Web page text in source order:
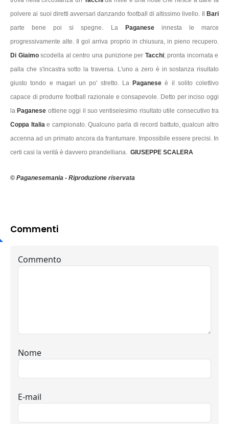
polvere ai suoi diretti avversari danzando football di altissimo livello. Il
Bari
parte bene poi si spegne. La
Paganese innesta le marce
progressivamente alte. Il gol arriva proprio in chiusura, in pieno recupero.
Di Giaimoscodella al centro una punizione per Tacchi; pronta incornata e
palla che s'incastra sotto la traversa. L'uno a zero è in sostanza risultato
giusto tondo e magari un po' stretto. La Paganeseè il solito colettivo
capace di produrre football razionale e consapevole. Detto per inciso oggi
la Paganese ottiene oggi il suo ventiseiesimo risultato utile consecutivo tra
Coppa Italiae campionato. Qualcuno parla di record battuto, qualcun altro
accenna ad un primato ancora da frantumare. Impossibile essere precisi. In
certi casi la verità è davvero pirandelliana. GIUSEPPE SCALERA
© Paganesemania - Riproduzione riservata
Commenti